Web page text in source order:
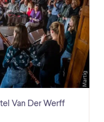
Van Der Werff